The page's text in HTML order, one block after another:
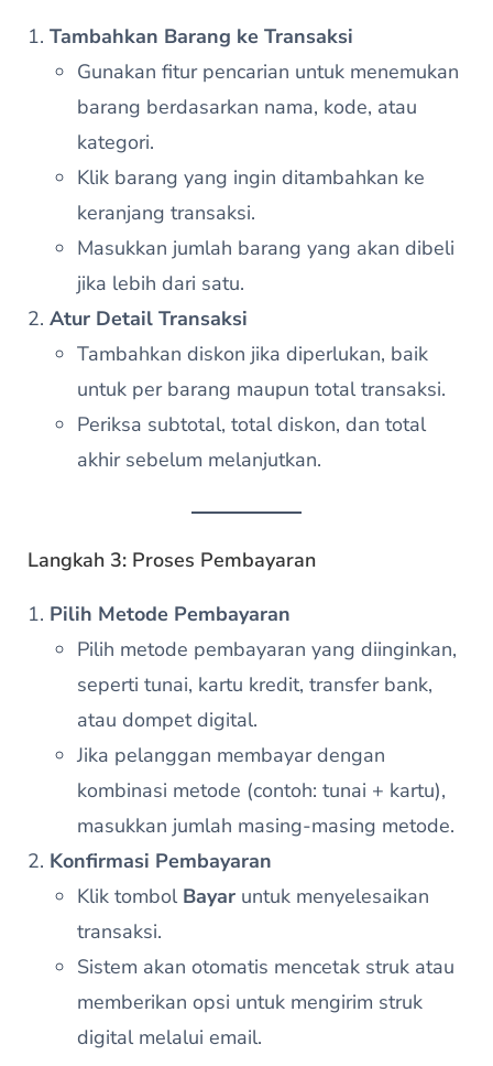
Tambahkan Barang ke Transaksi
Gunakan fitur pencarian untuk menemukan
barang berdasarkan nama, kode, atau
kategori.
Klik barang yang ingin ditambahkan ke
keranjang transaksi.
Masukkan jumlah barang yang akan dibeli
jika lebih dari satu.
Atur Detail Transaksi
Tambahkan diskon jika diperlukan, baik
untuk per barang maupun total transaksi.
Periksa subtotal, total diskon, dan total
akhir sebelum melanjutkan.
Langkah 3: Proses Pembayaran
Pilih Metode Pembayaran
Pilih metode pembayaran yang diinginkan,
seperti tunai, kartu kredit, transfer bank,
atau dompet digital.
Jika pelanggan membayar dengan
kombinasi metode (contoh: tunai + kartu),
masukkan jumlah masing-masing metode.
Konfirmasi Pembayaran
Klik tombol Bayar untuk menyelesaikan
transaksi.
Sistem akan otomatis mencetak struk atau
memberikan opsi untuk mengirim struk
digital melalui email.